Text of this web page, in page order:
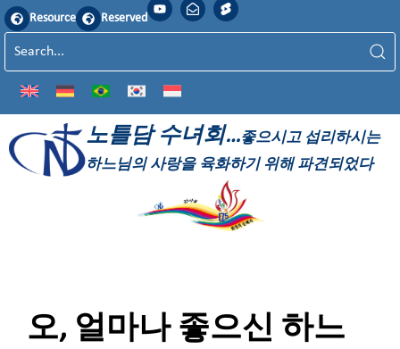
Resource Reserved
노틀담 수녀회…좋으시고 섭리하시는
하느님의 사랑을 육화하기 위해 파견되었다
오, 얼마나 좋으신 하느